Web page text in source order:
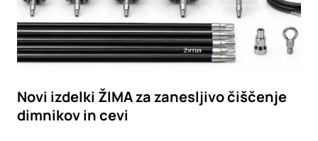
Novi izdelki ŽIMA za zanesljivo čiščenje
dimnikov in cevi